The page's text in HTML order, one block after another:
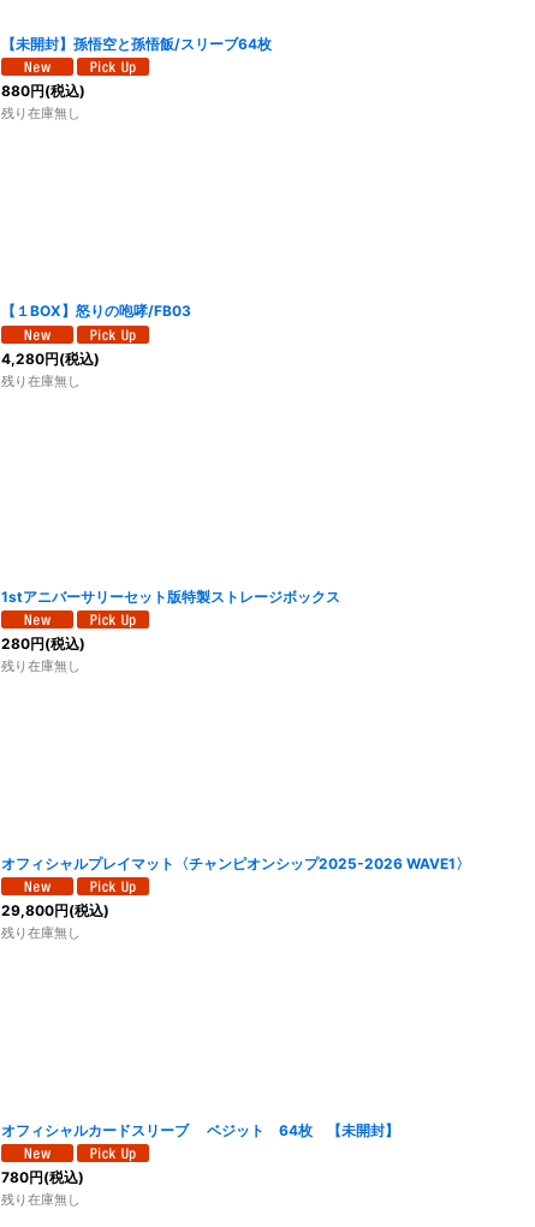
【未開封】孫悟空と孫悟飯/スリーブ64枚
880円(税込)
残り在庫無し
【１BOX】怒りの咆哮/FB03
4,280円(税込)
残り在庫無し
1stアニバーサリーセット版特製ストレージボックス
280円(税込)
残り在庫無し
オフィシャルプレイマット〈チャンピオンシップ2025-2026 WAVE1〉
29,800円(税込)
残り在庫無し
オフィシャルカードスリーブ ベジット 64枚 【未開封】
780円(税込)
残り在庫無し